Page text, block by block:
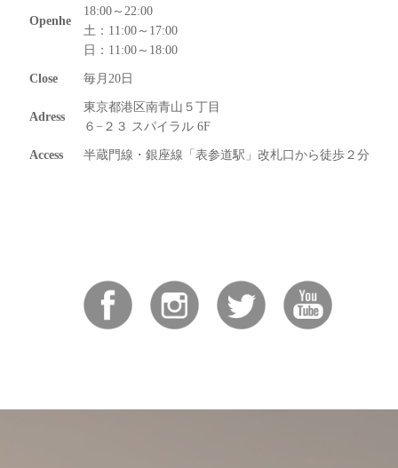
Openhe
18:00～22:00
土：11:00～17:00
日：11:00～18:00
Close 毎月20日
Adress
東京都港区南青山５丁目
６−２３ スパイラル 6F
Access 半蔵門線・銀座線「表参道駅」改札口から徒歩２分